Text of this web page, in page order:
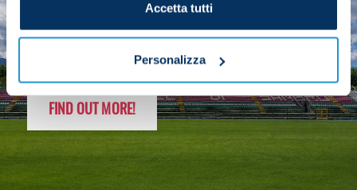
Accetta tutti
Personalizza
FOLLOW THE CHAMPS' JOURNEY
FIND OUT MORE!